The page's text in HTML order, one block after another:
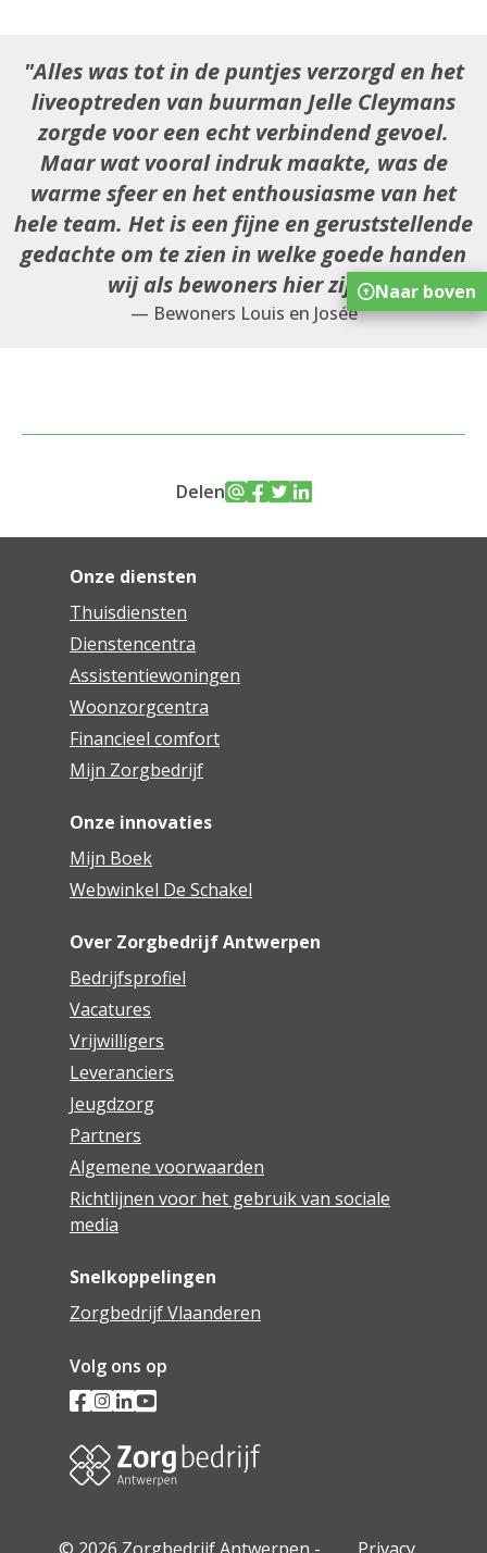
Alles was tot in de puntjes verzorgd en het
liveoptreden van buurman Jelle Cleymans
zorgde voor een echt verbindend gevoel.
Maar wat vooral indruk maakte, was de
warme sfeer en het enthousiasme van het
hele team. Het is een fijne en geruststellende
gedachte om te zien in welke goede handen
wij als bewoners hier zijn.
— Bewoners Louis en Josée
Delen
Onze diensten
Thuisdiensten
Dienstencentra
Assistentiewoningen
Woonzorgcentra
Financieel comfort
Mijn Zorgbedrijf
Onze innovaties
Mijn Boek
Webwinkel De Schakel
Over Zorgbedrijf Antwerpen
Bedrijfsprofiel
Vacatures
Vrijwilligers
Leveranciers
Jeugdzorg
Partners
Algemene voorwaarden
Richtlijnen voor het gebruik van sociale
media
Snelkoppelingen
Zorgbedrijf Vlaanderen
Volg ons op
Naar boven